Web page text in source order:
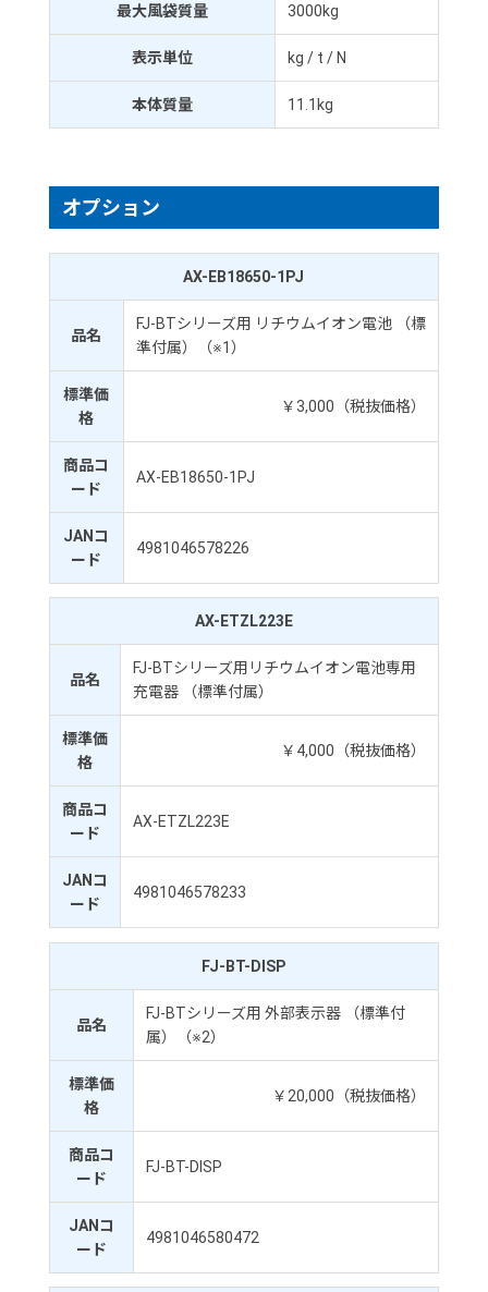
最大風袋質量 3000kg
表示単位 kg / t / N
本体質量 11.1kg
オプション
AX-EB18650-1PJ
品名
FJ-BTシリーズ用 リチウムイオン電池 （標
準付属）（※1）
標準価
格
￥3,000（税抜価格）
商品コ
ード
AX-EB18650-1PJ
JANコ
ード
4981046578226
AX-ETZL223E
品名
FJ-BTシリーズ用リチウムイオン電池専用
充電器 （標準付属）
標準価
格
￥4,000（税抜価格）
商品コ
ード
AX-ETZL223E
JANコ
ード
4981046578233
FJ-BT-DISP
品名
FJ-BTシリーズ用 外部表示器 （標準付
属）（※2）
標準価
格
￥20,000（税抜価格）
商品コ
ード
FJ-BT-DISP
JANコ
ード
4981046580472